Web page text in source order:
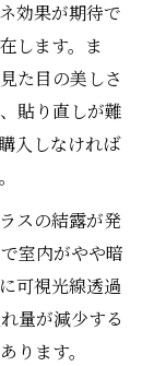
効果が期待で
します。ま
た目の美しさ
貼り直しが難
入しなければ
スの結露が発
室内がやや暗
可視光線透過
量が減少する
ります。